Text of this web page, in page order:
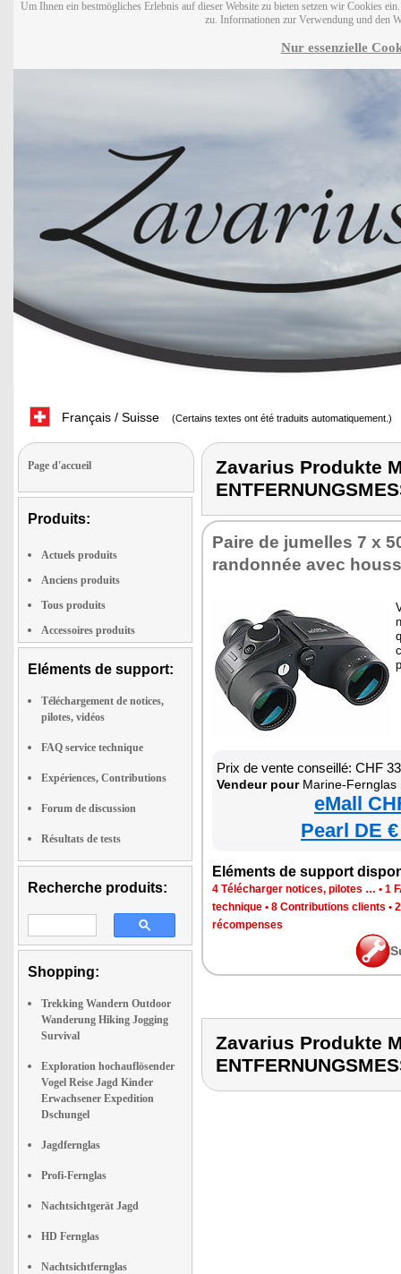
Um Ihnen ein bestmögliches Erlebnis auf dieser Website zu bieten setzen wir Cookies
zu. Informationen zur Verwendung und den
Nur essenzielle
Français / Suisse (Certains textes ont été traduits automatiquement.)
Page d'accueil
Produits:
Actuels produits
Anciens produits
Tous produits
Accessoires produits
Eléments de support:
Téléchargement de notices,
pilotes, vidéos
FAQ service technique
Expériences, Contributions
Forum de discussion
Résultats de tests
Recherche produits:
Shopping:
Trekking Wandern Outdoor
Wanderung Hiking Jogging
Survival
Exploration hochauflösender
Vogel Reise Jagd Kinder
Erwachsener Expedition
Dschungel
Jagdfernglas
Profi-Fernglas
Nachtsichtgerät Jagd
HD Fernglas
Nachtsichtfernglas
Zavarius Produkte
Paire de jumelles 7 x
randonnée avec
Prix de vente conseillé: CHF
Vendeur pourMarine-Fernglas mit
eMall
Pearl DE
Eléments de support
4 Télécharger notices, pilotes … • 1
technique • 8 Contributions clients •
récompenses
Zavarius Produkte